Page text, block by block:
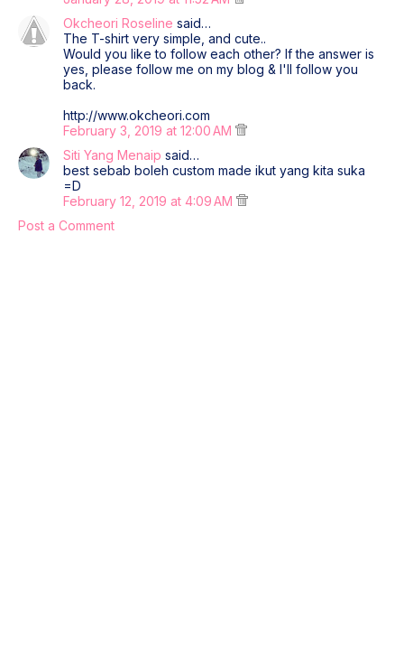
Okcheori Roseline said…
The T-shirt very simple, and cute..
Would you like to follow each other? If the answer is
yes, please follow me on my blog & I'll follow you
back.
http://www.okcheori.com
February 3, 2019 at 12:00 AM
Siti Yang Menaip said…
best sebab boleh custom made ikut yang kita suka
=D
February 12, 2019 at 4:09 AM
Post a Comment